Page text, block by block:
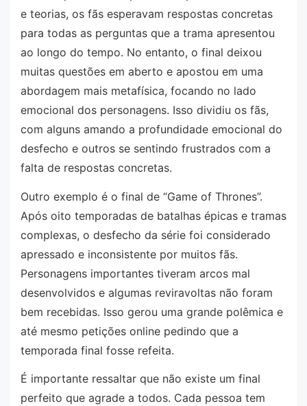
e teorias, os fãs esperavam respostas concretas
para todas as perguntas que a trama apresentou
ao longo do tempo. No entanto, o final deixou
muitas questões em aberto e apostou em uma
abordagem mais metafísica, focando no lado
emocional dos personagens. Isso dividiu os fãs,
com alguns amando a profundidade emocional do
desfecho e outros se sentindo frustrados com a
falta de respostas concretas.
Outro exemplo é o final de “Game of Thrones”.
Após oito temporadas de batalhas épicas e tramas
complexas, o desfecho da série foi considerado
apressado e inconsistente por muitos fãs.
Personagens importantes tiveram arcos mal
desenvolvidos e algumas reviravoltas não foram
bem recebidas. Isso gerou uma grande polêmica e
até mesmo petições online pedindo que a
temporada final fosse refeita.
É importante ressaltar que não existe um final
perfeito que agrade a todos. Cada pessoa tem